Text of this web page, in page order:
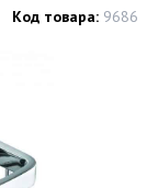
Код товара: 9686